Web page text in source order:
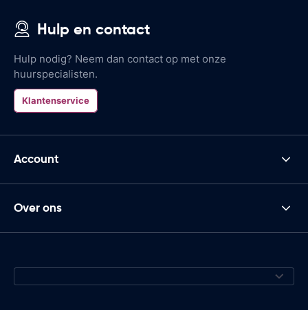
Hulp en contact
Hulp nodig? Neem dan contact op met onze
huurspecialisten.
Klantenservice
Account
Over ons